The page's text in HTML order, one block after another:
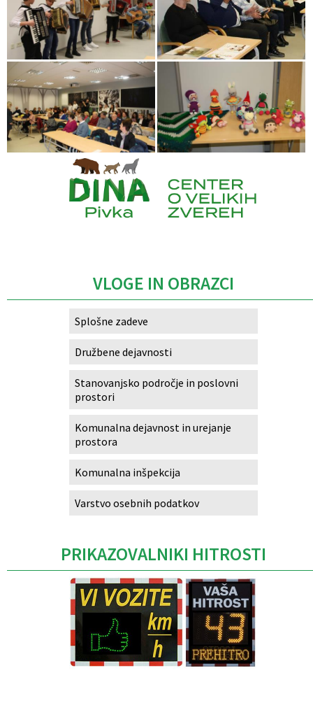
VLOGE IN OBRAZCI
Splošne zadeve
Družbene dejavnosti
Stanovanjsko področje in poslovni
prostori
Komunalna dejavnost in urejanje
prostora
Komunalna inšpekcija
Varstvo osebnih podatkov
PRIKAZOVALNIKI HITROSTI